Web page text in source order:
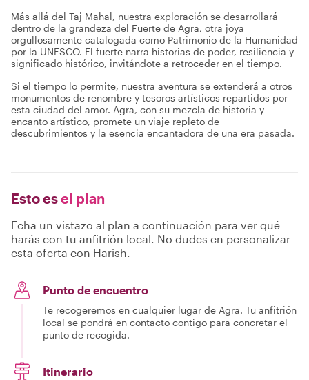
Más allá del Taj Mahal, nuestra exploración se desarrollará
dentro de la grandeza del Fuerte de Agra, otra joya
orgullosamente catalogada como Patrimonio de la Humanidad
por la UNESCO. El fuerte narra historias de poder, resiliencia y
significado histórico, invitándote a retroceder en el tiempo.
Si el tiempo lo permite, nuestra aventura se extenderá a otros
monumentos de renombre y tesoros artísticos repartidos por
esta ciudad del amor. Agra, con su mezcla de historia y
encanto artístico, promete un viaje repleto de
descubrimientos y la esencia encantadora de una era pasada.
Esto esel plan
Echa un vistazo al plan a continuación para ver qué
harás con tu anfitrión local. No dudes en personalizar
esta oferta con Harish.
Punto de encuentro
Te recogeremos en cualquier lugar de Agra. Tu anfitrión
local se pondrá en contacto contigo para concretar el
punto de recogida.
Itinerario